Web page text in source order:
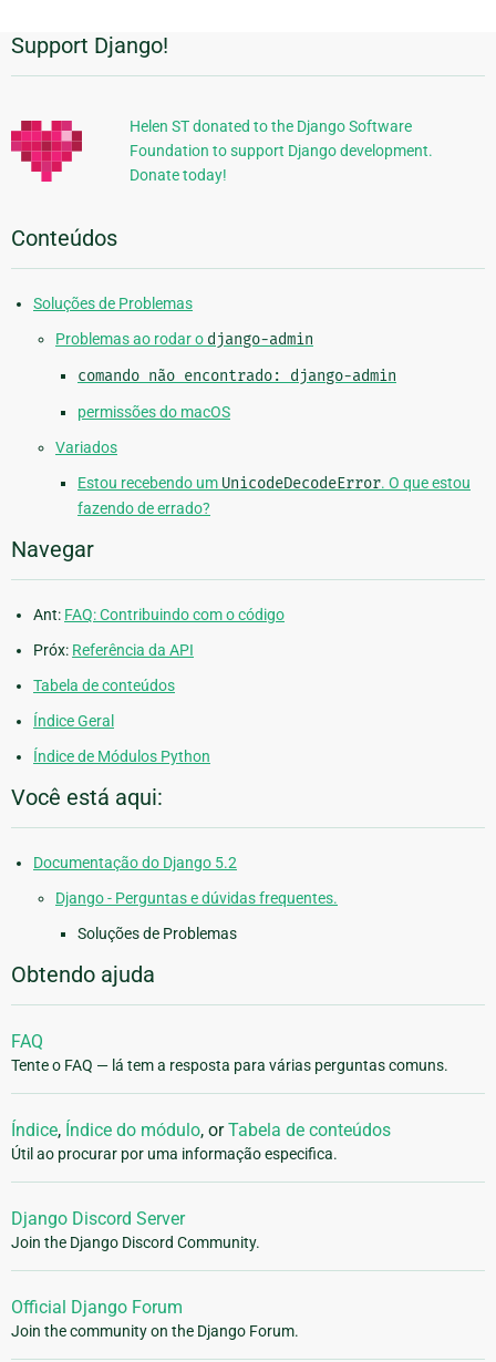
Informações
Adicionais
Support Django!
Helen ST donated to the Django Software
Foundation to support Django development.
Donate today!
Conteúdos
Soluções de Problemas
Problemas ao rodar o django-admin
comando não encontrado: django-admin
permissões do macOS
Variados
Estou recebendo um UnicodeDecodeError. O que estou
fazendo de errado?
Navegar
Ant: FAQ: Contribuindo com o código
Próx: Referência da API
Tabela de conteúdos
Índice Geral
Índice de Módulos Python
Você está aqui:
Documentação do Django 5.2
Django - Perguntas e dúvidas frequentes.
Soluções de Problemas
Obtendo ajuda
FAQ
Tente o FAQ — lá tem a resposta para várias perguntas comuns.
Índice, Índice do módulo, orTabela de conteúdos
Útil ao procurar por uma informação especifica.
Django Discord Server
Join the Django Discord Community.
Official Django Forum
Join the community on the Django Forum.